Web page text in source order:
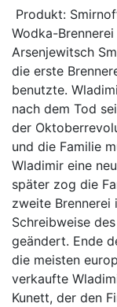
Produkt:
Wodka-
Arsenjewitsch
die erste
benutzte.
nach dem Tod
der
und die Familie
Wladimir eine
später zog die
zweite Brennerei
Schreibweise
geändert. Ende
die meisten
verkaufte
Kunett, der den